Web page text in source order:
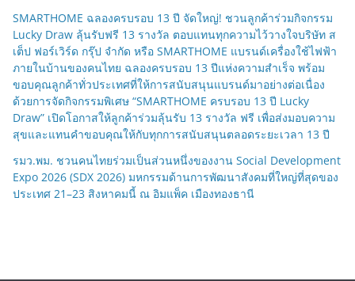
SMARTHOME ฉลองครบรอบ 13 ปี จัดใหญ่! ชวนลูกค้าร่วมกิจกรรม
Lucky Draw ลุ้นรับฟรี 13 รางวัล ตอบแทนทุกความไว้วางใจบริษัท ส
เต็ป ฟอร์เวิร์ด กรุ๊ป จำกัด หรือ SMARTHOME แบรนด์เครื่องใช้ไฟฟ้า
ภายในบ้านของคนไทย ฉลองครบรอบ 13 ปีแห่งความสำเร็จ พร้อม
ขอบคุณลูกค้าทั่วประเทศที่ให้การสนับสนุนแบรนด์มาอย่างต่อเนื่อง
ด้วยการจัดกิจกรรมพิเศษ “SMARTHOME ครบรอบ 13 ปี Lucky
Draw” เปิดโอกาสให้ลูกค้าร่วมลุ้นรับ 13 รางวัล ฟรี เพื่อส่งมอบความ
สุขและแทนคำขอบคุณให้กับทุกการสนับสนุนตลอดระยะเวลา 13 ปี
รมว.พม. ชวนคนไทยร่วมเป็นส่วนหนึ่งของงาน Social Development
Expo 2026 (SDX 2026) มหกรรมด้านการพัฒนาสังคมที่ใหญ่ที่สุดของ
ประเทศ 21–23 สิงหาคมนี้ ณ อิมแพ็ค เมืองทองธานี